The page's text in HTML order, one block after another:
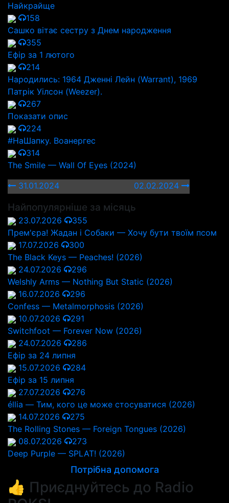
Найкрайще
158
Сашко вітає сестру з Днем народження
355
Ефір за 1 лютого
214
Народились: 1964 Дженні Лейн (Warrant), 1969
Патрік Уілсон (Weezer).
267
Показати опис
224
#НаШапку. Воанергес
314
The Smile — Wall Of Eyes (2024)
31.01.2024
02.02.2024
Найпопулярніше за місяць
23.07.2026
355
Прем'єра! Жадан і Собаки — Хочу бути твоїм псом
17.07.2026
300
The Black Keys — Peaches! (2026)
24.07.2026
296
Welshly Arms — Nothing But Static (2026)
16.07.2026
296
Confess — Metalmorphosis (2026)
10.07.2026
291
Switchfoot — Forever Now (2026)
24.07.2026
286
Ефір за 24 липня
15.07.2026
284
Ефір за 15 липня
27.07.2026
276
éllia — Тим, кого це може стосуватися (2026)
14.07.2026
275
The Rolling Stones — Foreign Tongues (2026)
08.07.2026
273
Deep Purple — SPLAT! (2026)
Потрібна допомога
👍 Приєднуйтесь до Radio